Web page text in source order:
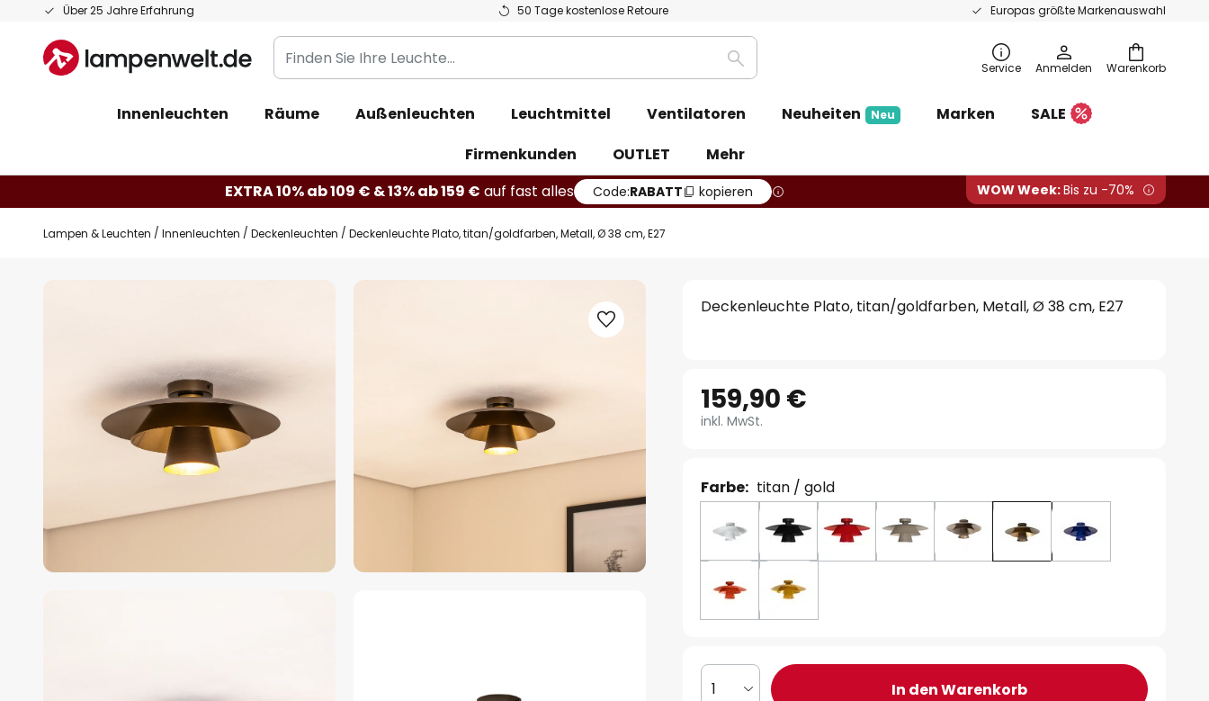
Über 25 Jahre Erfahrung 50 Tage kostenlose Retoure Europas größte Markenauswahl
Zum
springen
Warenkorb
Finden
Sie
Leuchte...
Suche Service Anmelden
Innenleuchten Räume Außenleuchten Leuchtmittel Ventilatoren Neuheiten Neu Marken
SALE
Firmenkunden
OUTLET
Mehr
EXTRA 10% ab 109 € & 13% ab 159 € auf fast alles Code:RABATT kopieren WOW Week:Bis zu -70%
Lampen & Leuchten Innenleuchten Deckenleuchten Deckenleuchte Plato, titan/goldfarben, Metall, Ø 38 cm, E27
Deckenleuchte Plato, titan/goldfarben, Metall, Ø 38 cm, E27
159,90 €
inkl. MwSt.
Farbe: titan / gold
1 In den Warenkorb